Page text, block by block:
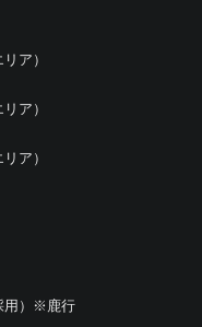
ア）
ア）
ア）
用）※鹿行